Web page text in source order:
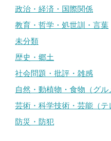
政治・経済・国際関係
教育・哲学・処世訓・言葉
未分類
歴史・郷土
社会問題・批評・雑感
自然・動植物・食物（グル
芸術・科学技術・芸能（テ
防災・防犯